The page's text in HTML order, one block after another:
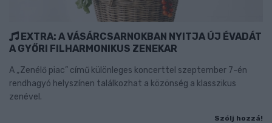
EXTRA: A VÁSÁRCSARNOKBAN NYITJA ÚJ ÉVADÁT
A GYŐRI FILHARMONIKUS ZENEKAR
A „Zenélő piac” című különleges koncerttel szeptember 7-én
rendhagyó helyszínen találkozhat a közönség a klasszikus
zenével.
Szólj hozzá!